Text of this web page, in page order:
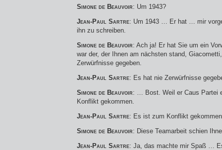
Simone de Beauvoir: Um 1943?
Jean-Paul Sartre: Um 1943 … Er hat … mir
ihn zu schreiben.
Simone de Beauvoir: Ach ja! Er hat Sie um ein
war der, der Ihnen am nächsten stand,
Zerwürfnisse gegeben.
Jean-Paul Sartre: Es hat nie Zerwürfnisse
Simone de Beauvoir: … Bost. Weil er Caus Partei
Konflikt gekommen.
Jean-Paul Sartre: Es ist zum Konflikt
Simone de Beauvoir: Diese Teamarbeit schien
Jean-Paul Sartre: Ja, das machte mir Spaß …